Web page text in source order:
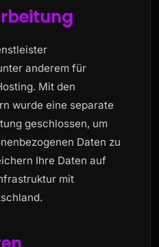
anderem für
Mit den
wurde eine separate
geschlossen, um
Daten zu
Ihre Daten auf
mit